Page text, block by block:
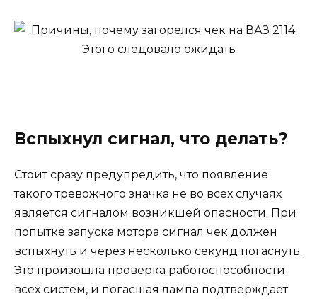
Вспыхнул сигнал, что делать?
Стоит сразу предупредить, что появление
такого тревожного значка не во всех случаях
является сигналом возникшей опасности. При
попытке запуска мотора сигнал чек должен
вспыхнуть и через несколько секунд погаснуть.
Это произошла проверка работоспособности
всех систем, и погасшая лампа подтверждает